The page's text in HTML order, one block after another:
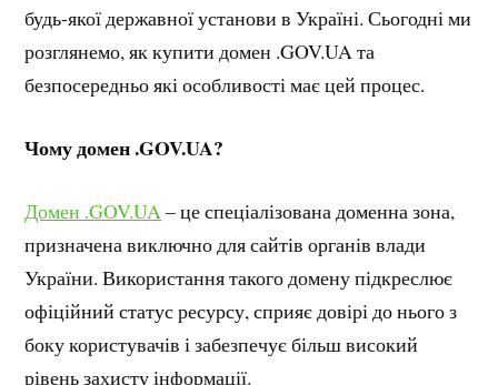
будь-якої державної установи в Україні. Сьогодні ми
розглянемо, як купити домен .GOV.UA та
безпосередньо які особливості має цей процес.
Чому домен .GOV.UA?
Домен .GOV.UA – це спеціалізована доменна зона,
призначена виключно для сайтів органів влади
України. Використання такого домену підкреслює
офіційний статус ресурсу, сприяє довірі до нього з
боку користувачів і забезпечує більш високий
рівень захисту інформації.